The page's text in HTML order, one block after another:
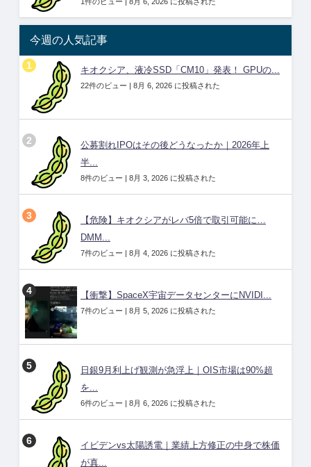
今週の人気記事
キオクシア、液冷SSD「CM10」発表！ GPUの...
22件のビュー | 8月 6, 2026 に投稿された
公募割れIPOはその後どうなったか｜2026年上
半...
8件のビュー | 8月 3, 2026 に投稿された
【危険】キオクシアがレバ5倍で取引可能に…
DMM...
7件のビュー | 8月 4, 2026 に投稿された
【衝撃】SpaceX宇宙データセンターにNVIDI...
7件のビュー | 8月 5, 2026 に投稿された
日銀9月利上げ観測が急浮上｜OIS市場は90%超
を...
6件のビュー | 8月 6, 2026 に投稿された
イビデンvs太陽誘電｜業績上方修正の中身で株価
が真...